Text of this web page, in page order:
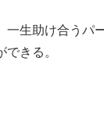
一生助け合うパ
きる。